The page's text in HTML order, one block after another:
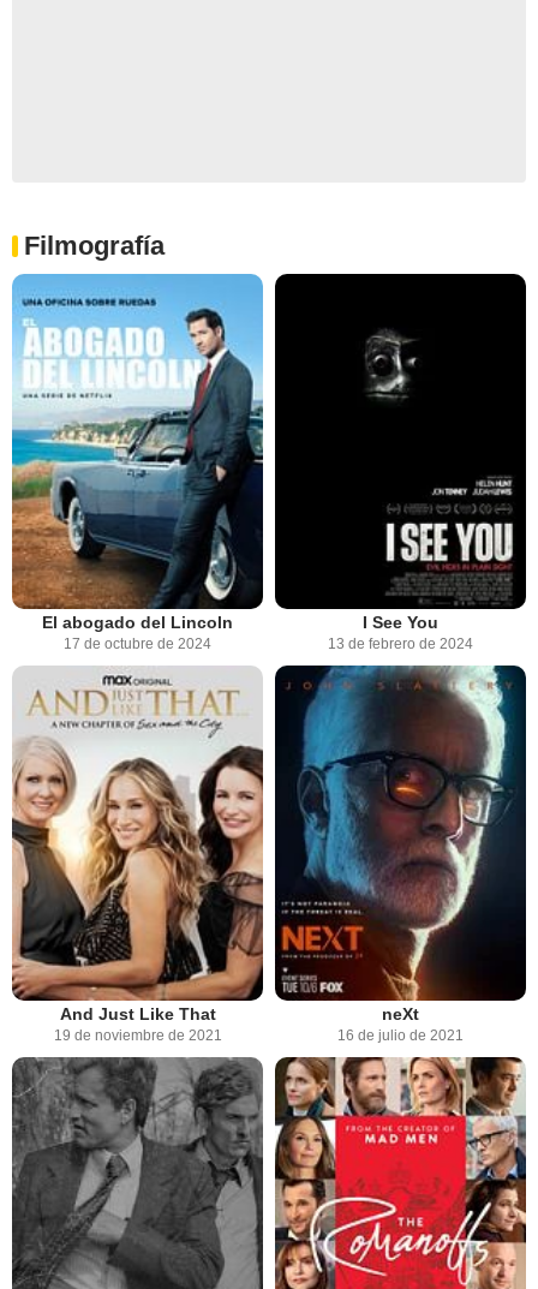
Filmografía
El abogado del Lincoln
17 de octubre de 2024
I See You
13 de febrero de 2024
And Just Like That
19 de noviembre de 2021
neXt
16 de julio de 2021